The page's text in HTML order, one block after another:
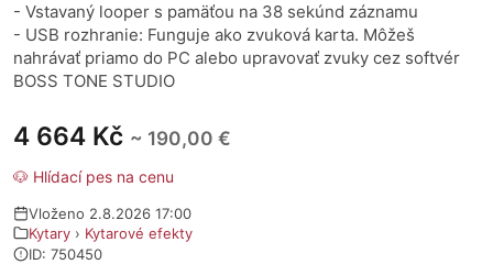
4 664 Kč ~ 190,00 €
🐶 Hlídací pes na cenu
Vloženo 2.8.2026 17:00
Kytary › Kytarové efekty
ID: 750450
- Vstavaný looper s pamäťou na 38 sekúnd záznamu
- USB rozhranie: Funguje ako zvuková karta. Môžeš
nahrávať priamo do PC alebo upravovať zvuky cez softvér
BOSS TONE STUDIO